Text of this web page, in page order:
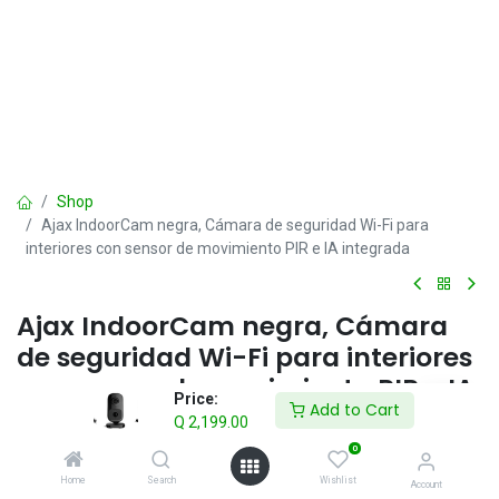
Price:
Q 2,199.00
Add to Cart
Home Search
0
Wishlist Account
Shop
Ajax IndoorCam negra, Cámara de seguridad Wi-Fi para
interiores con sensor de movimiento PIR e IA integrada
Ajax IndoorCam negra, Cámara
de seguridad Wi-Fi para interiores
con sensor de movimiento PIR e IA
integrada
2,199.00 IVA incluido